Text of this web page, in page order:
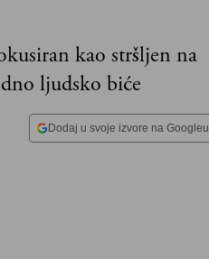
kao stršljen na
ljudsko biće
Dodaj u svoje izvore na Googleu